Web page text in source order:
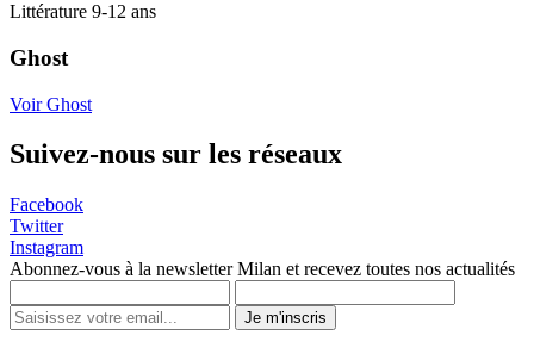
Littérature 9-12 ans
Ghost
Voir Ghost
Suivez-nous sur les réseaux
Facebook
Twitter
Instagram
Abonnez-vous à la newsletter Milan et recevez toutes nos actualités
Je m'inscris